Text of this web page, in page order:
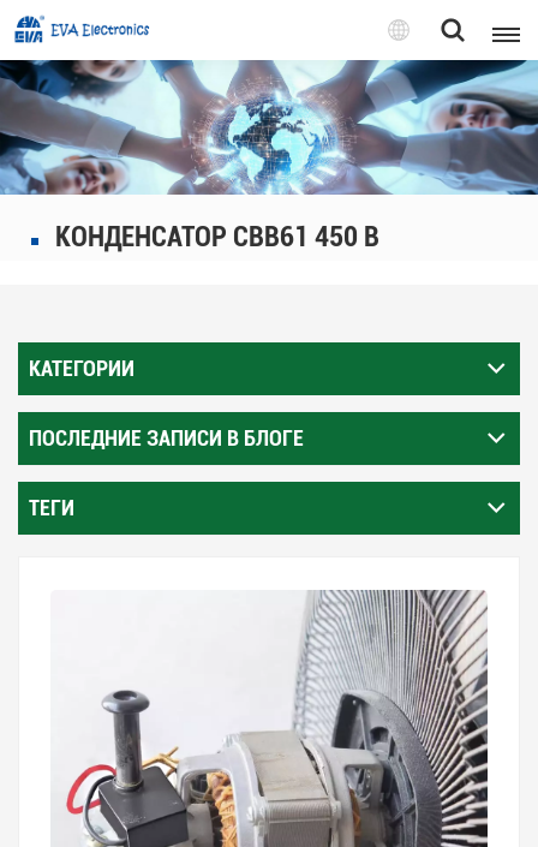
Pусский
English
Pусский
КОНДЕНСАТОР CBB61 450 В
КАТЕГОРИИ
ПОСЛЕДНИЕ ЗАПИСИ В БЛОГЕ
ТЕГИ